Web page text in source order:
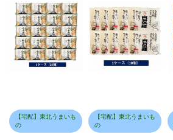
【宅配】東北うまいも
の
【宅配】東北うまいも
の